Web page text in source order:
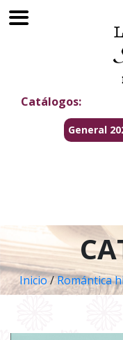
Catálogos:
General
Inicio/Romántica